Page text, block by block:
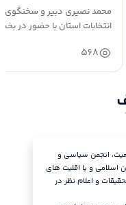
محمد نصیری دبیر و سخنگوی
568
انجمن سیاسی و
و یا اقلیت های
و اعلام نظر در